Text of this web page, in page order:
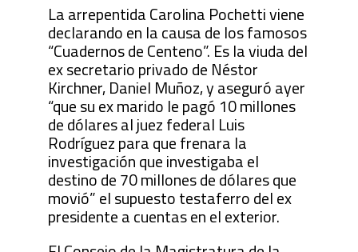
La arrepentida Carolina Pochetti viene
declarando en la causa de los famosos
“Cuadernos de Centeno”. Es la viuda del
ex secretario privado de Néstor
Kirchner, Daniel Muñoz, y aseguró ayer
“que su ex marido le pagó 10 millones
de dólares al juez federal Luis
Rodríguez para que frenara la
investigación que investigaba el
destino de 70 millones de dólares que
movió” el supuesto testaferro del ex
presidente a cuentas en el exterior.